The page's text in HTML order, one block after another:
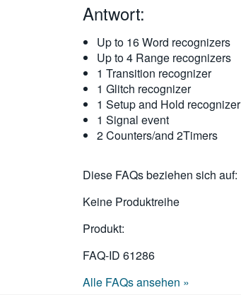
Antwort:
Up to 16 Word recognizers
Up to 4 Range recognizers
1 Transition recognizer
1 Glitch recognizer
1 Setup and Hold recognizer
1 Signal event
2 Counters/and 2Timers
Diese FAQs beziehen sich auf:
Keine Produktreihe
Produkt:
FAQ-ID 61286
Alle FAQs ansehen »